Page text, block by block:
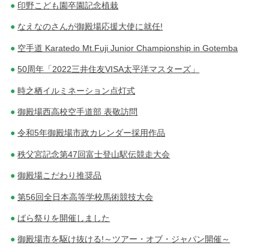
印野こども園卒園記念植栽
なえなのさんが御殿場応援大使に就任!
空手道 Karatedo Mt.Fuji Junior Championship in Gotemba
50周年「2022三井住友VISA太平洋マスターズ」
時之栖イルミネーション点灯式
御殿場西高校空手道部 表敬訪問
令和5年御殿場市政カレンダー採用作品
秩父宮記念第47回富士登山駅伝競走大会
御殿場こだわり推奨品
第56回全日本高等学校馬術競技大会
ばら祭りを開催しました
御殿場市を駆け抜ける!～ツアー・オブ・ジャパン開催～